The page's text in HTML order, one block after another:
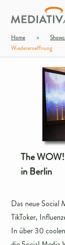
Home >
Wiedereroeffnung
The
in Berlin
Das neue Social
TikToker,
In über 30